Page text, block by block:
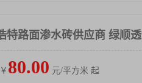
特路面渗水砖供应商 绿顺透
80.00 元/平方米 起